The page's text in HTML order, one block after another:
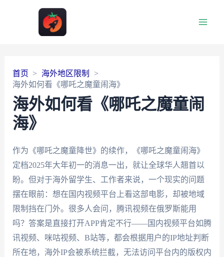
首页
海外地区限制
海外如何看《哪吒之魔童闹海》
海外如何看《哪吒之魔童闹
海》
作为《哪吒之魔童降世》的续作，《哪吒之魔童闹海》
定档2025年大年初一的消息一出，就让全球华人翘首以
盼。但对于海外留学生、工作者来说，一个现实的问题
摆在眼前：想在国内视频平台上看这部电影，却被地域
限制挡在门外。很多人会问，腾讯视频在俄罗斯能用
吗？答案是直接打开APP肯定不行——国内视频平台如腾
讯视频、咪咕视频、B站等，都会根据用户的IP地址判断
所在地，海外IP会被系统拦截，无法访问平台内的版权内